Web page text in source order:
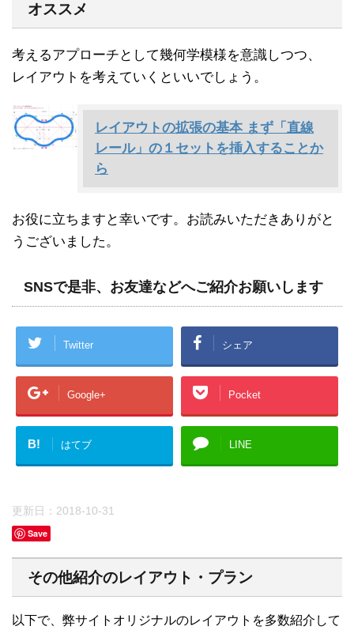
オススメ
考えるアプローチとして幾何学模様を意識しつつ、
レイアウトを考えていくといいでしょう。
レイアウトの拡張の基本 まず「直線
レール」の１セットを挿入することか
ら
お役に立ちますと幸いです。お読みいただきありがと
うございました。
SNSで是非、お友達などへご紹介お願いします
Twitter シェア
Google+ Pocket
B! はてブ LINE
更新日： 2018-10-31
Save
その他紹介のレイアウト・プラン
以下で、弊サイトオリジナルのレイアウトを多数紹介して